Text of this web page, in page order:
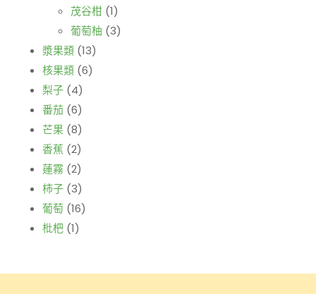
茂谷柑 (1)
葡萄柚 (3)
漿果類 (13)
核果類 (6)
梨子 (4)
番茄 (6)
芒果 (8)
香蕉 (2)
蓮霧 (2)
柿子 (3)
葡萄 (16)
枇杷 (1)